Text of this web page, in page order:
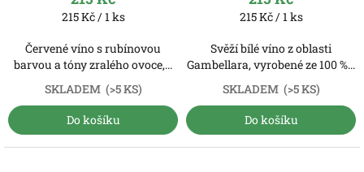
Měrná
215 Kč / 1 ks
Červené víno s rubínovou
barvou a tóny zralého ovoce,...
SKLADEM (>5 KS)
Do košíku
Měrná
215 Kč / 1 ks
Svěží bílé víno z oblasti
Gambellara, vyrobené ze 100 %...
SKLADEM (>5 KS)
Do košíku